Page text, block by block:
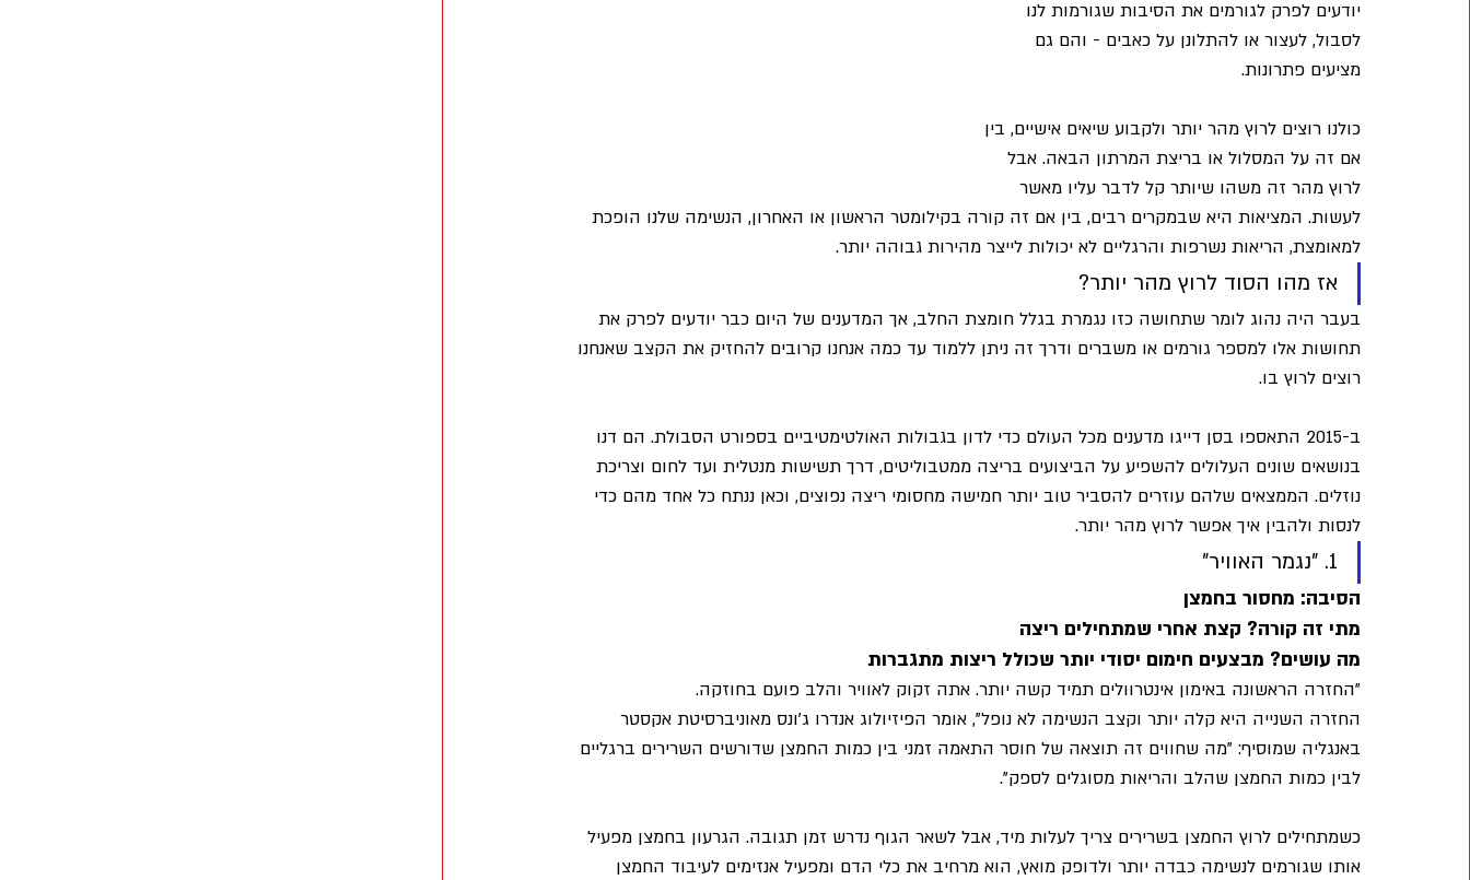
יודעים לפרק לגורמים את הסיבות שגורמות לנו
לסבול, לעצור או להתלונן על כאבים - והם גם
מציעים פתרונות.
כולנו רוצים לרוץ מהר יותר ולקבוע שיאים אישיים, בין
אם זה על המסלול או בריצת המרתון הבאה. אבל
לרוץ מהר זה משהו שיותר קל לדבר עליו מאשר
לעשות. המציאות היא שבמקרים רבים, בין אם זה קורה בקילומטר הראשון או האחרון, הנשימה שלנו הופכת
למאומצת, הריאות נשרפות והרגליים לא יכולות לייצר מהירות גבוהה יותר.
אז מהו הסוד לרוץ מהר יותר?
בעבר היה נהוג לומר שתחושה כזו נגמרת בגלל חומצת החלב, אך המדענים של היום כבר יודעים לפרק את
תחושות אלו למספר גורמים או משברים ודרך זה ניתן ללמוד עד כמה אנחנו קרובים להחזיק את הקצב שאנחנו
רוצים לרוץ בו.
ב-2015 התאספו בסן דייגו מדענים מכל העולם כדי לדון בגבולות האולטימטיביים בספורט הסבולת. הם דנו
בנושאים שונים העלולים להשפיע על הביצועים בריצה ממטבוליטים, דרך תשישות מנטלית ועד לחום וצריכת
נוזלים. הממצאים שלהם עוזרים להסביר טוב יותר חמישה מחסומי ריצה נפוצים, וכאן ננתח כל אחד מהם כדי
לנסות ולהבין איך אפשר לרוץ מהר יותר.
1. "נגמר האוויר"
הסיבה: מחסור בחמצן
מתי זה קורה? קצת אחרי שמתחילים ריצה
מה עושים? מבצעים חימום יסודי יותר שכולל ריצות מתגברות
"החזרה הראשונה באימון אינטרוולים תמיד קשה יותר. אתה זקוק לאוויר והלב פועם בחוזקה.
החזרה השנייה היא קלה יותר וקצב הנשימה לא נופל", אומר הפיזיולוג אנדרו ג'ונס מאוניברסיטת אקסטר
באנגליה שמוסיף: "מה שחווים זה תוצאה של חוסר התאמה זמני בין כמות החמצן שדורשים השרירים ברגליים
לבין כמות החמצן שהלב והריאות מסוגלים לספק".
כשמתחילים לרוץ החמצן בשרירים צריך לעלות מיד, אבל לשאר הגוף נדרש זמן תגובה. הגרעון בחמצן מפעיל
אותו שגורמים לנשימה כבדה יותר ולדופק מואץ, הוא מרחיב את כלי הדם ומפעיל אנזימים לעיבוד החמצן